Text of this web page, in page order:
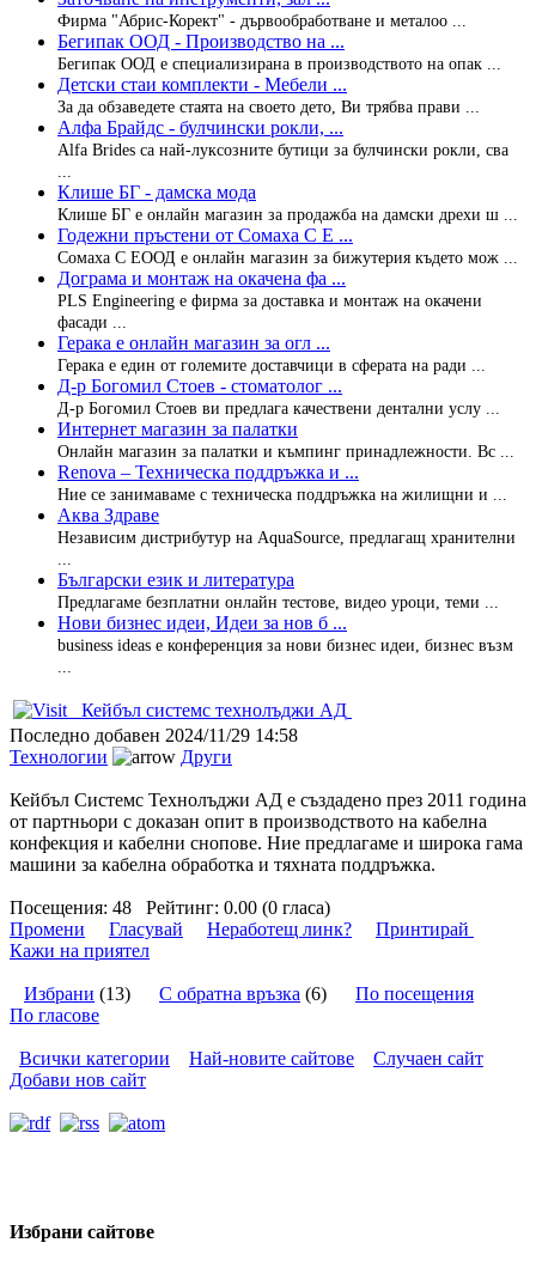
Фирма "Абрис-Корект" - дървообработване и металоо ...
Бегипак ООД - Производство на ...
Бегипак ООД е специализирана в производството на опак ...
Детски стаи комплекти - Мебели ...
За да обзаведете стаята на своето дето, Ви трябва прави ...
Алфа Брайдс - булчински рокли, ...
Alfa Brides са най-луксозните бутици за булчински рокли, сва
Клише БГ - дамска мода
Клише БГ е онлайн магазин за продажба на дамски дрехи ш ...
Годежни пръстени от Сомаха С Е ...
Сомаха С ЕООД е онлайн магазин за бижутерия където мож ...
Дограма и монтаж на окачена фа ...
PLS Engineering е фирма за доставка и монтаж на окачени
фасади ...
Герака е онлайн магазин за огл ...
Герака е един от големите доставчици в сферата на ради ...
Д-р Богомил Стоев - стоматолог ...
Д-р Богомил Стоев ви предлага качествени дентални услу ...
Интернет магазин за палатки
Онлайн магазин за палатки и къмпинг принадлежности. Вс ...
Renova – Техническа поддръжка и ...
Ние се занимаваме с техническа поддръжка на жилищни и ...
Аква Здраве
Независим дистрибутур на AquaSource, предлагащ хранителни
Български език и литература
Предлагаме безплатни онлайн тестове, видео уроци, теми ...
Нови бизнес идеи, Идеи за нов б ...
business ideas е конференция за нови бизнес идеи, бизнес възм
Кейбъл системс технолъджи АД
Последно добавен 2024/11/29 14:58
Технологии
Други
Кейбъл Системс Технолъджи АД е създадено през 2011 година
от партньори с доказан опит в производството на кабелна
конфекция и кабелни снопове. Ние предлагаме и широка гама
машини за кабелна обработка и тяхната поддръжка.
Посещения: 48 Рейтинг: 0.00 (0 гласа)
Промени
Гласувай Неработещ линк?
Принтирай
Кажи на приятел
Избрани (13) С обратна връзка (6) По посещения
По гласове
Всички категории Най-новите сайтове
Случаен сайт
Добави нов сайт
Избрани сайтове